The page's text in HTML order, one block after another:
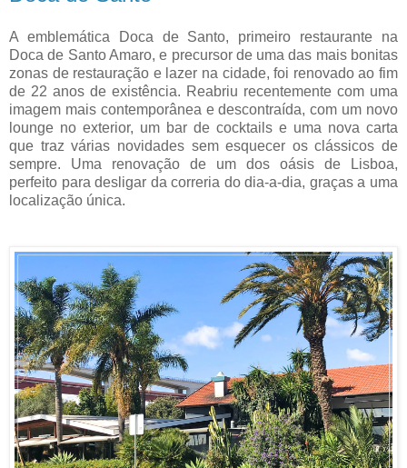
A emblemática Doca de Santo, primeiro restaurante na
Doca de Santo Amaro, e precursor de uma das mais bonitas
zonas de restauração e lazer na cidade, foi renovado ao fim
de 22 anos de existência. Reabriu recentemente com uma
imagem mais contemporânea e descontraída, com um novo
lounge no exterior, um bar de cocktails e uma nova carta
que traz várias novidades sem esquecer os clássicos de
sempre. Uma renovação de um dos oásis de Lisboa,
perfeito para desligar da correria do dia-a-dia, graças a uma
localização única.